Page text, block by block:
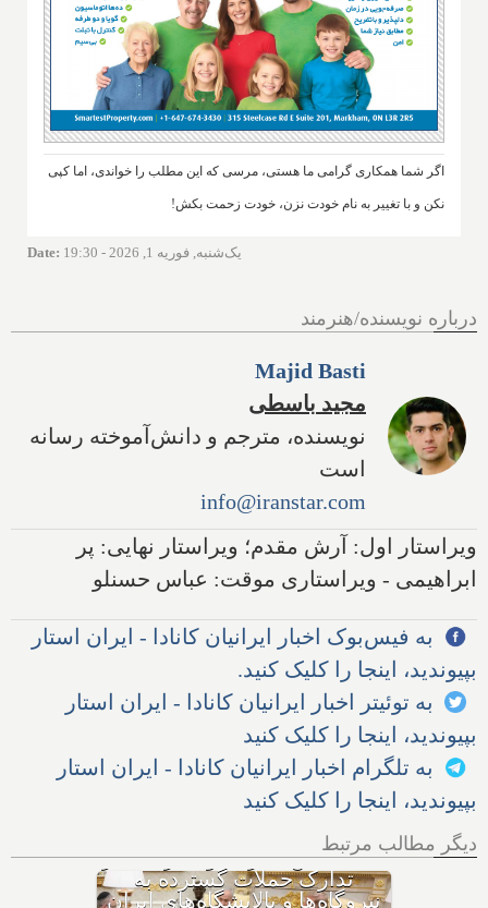
اگر شما همکاری گرامی ما هستی، مرسی که این مطلب را خواندی، اما کپی
نکن و با تغییر به نام خودت نزن، خودت زحمت بکش!
Date: یک‌شنبه, فوریه 1, 2026 - 19:30
درباره نویسنده/هنرمند
Majid Basti
مجید باسطی
نویسنده، مترجم و دانش‌آموخته رسانه
است
info@iranstar.com
ویراستار اول: آرش مقدم؛ ویراستار نهایی: پر
ابراهیمی - ویراستاری موقت: عباس حسنلو
به فیس‌بوک اخبار ایرانیان کانادا - ایران استار
بپیوندید، اینجا را کلیک کنید.
به توئیتر اخبار ایرانیان کانادا - ایران استار
بپیوندید، اینجا را کلیک کنید
به تلگرام اخبار ایرانیان کانادا - ایران استار
بپیوندید، اینجا را کلیک کنید
دیگر مطالب مرتبط